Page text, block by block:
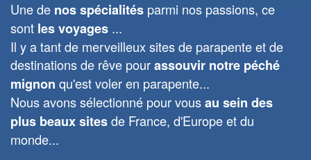
Une de nos spécialités parmi nos passions, ce
sont les voyages ...
Il y a tant de merveilleux sites de parapente et de
destinations de rêve pourassouvir notre péché
mignon qu'est voler en parapente...
Nous avons sélectionné pour vousau sein des
plus beaux sitesde France, d'Europe et du
monde...